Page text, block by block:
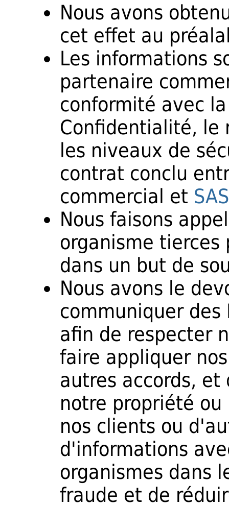
Nous avons
cet effet au
Les informations
partenaire
conformité avec
Confidentialité, le
les niveaux de
contrat conclu
commercial et
Nous faisons
organisme
dans un but de
Nous avons le
communiquer des
afin de respecter
faire appliquer
autres accords,
notre propriété
nos clients ou
d'informations
organismes dans
fraude et de